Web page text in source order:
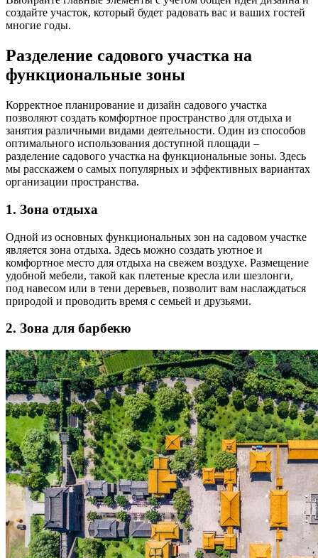
создайте участок, который будет радовать вас и ваших гостей
многие годы.
Разделение садового участка на
функциональные зоны
Корректное планирование и дизайн садового участка
позволяют создать комфортное пространство для отдыха и
занятия различными видами деятельности. Один из способов
оптимального использования доступной площади –
разделение садового участка на функциональные зоны. Здесь
мы расскажем о самых популярных и эффективных вариантах
организации пространства.
1. Зона отдыха
Одной из основных функциональных зон на садовом участке
является зона отдыха. Здесь можно создать уютное и
комфортное место для отдыха на свежем воздухе. Размещение
удобной мебели, такой как плетеные кресла или шезлонги,
под навесом или в тени деревьев, позволит вам наслаждаться
природой и проводить время с семьей и друзьями.
2. Зона для барбекю